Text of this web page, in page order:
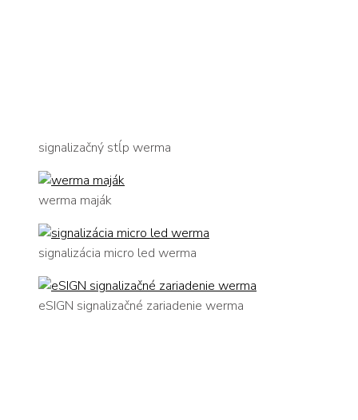
signalizačný stĺp werma
werma maják
signalizácia micro led werma
eSIGN signalizačné zariadenie werma